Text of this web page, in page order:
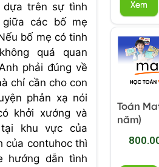
dựa trên sự tình
các bố mẹ
bố mẹ có tinh
quá quan
phải đúng về
chỉ cần cho con
phản xạ nói
khởi xướng và
khu vực của
của contuhoc thì
hướng dẫn tình
Xem
Toán
năm)